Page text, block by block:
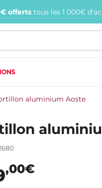
offerts tous les 1 000€
aluminium Aoste
,00€